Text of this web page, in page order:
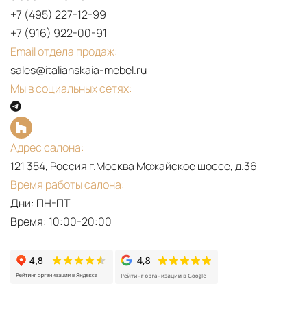
+7 (495) 227-12-99
+7 (916) 922-00-91
Email отдела продаж:
sales@italianskaia-mebel.ru
Мы в социальных сетях:
Адрес салона:
121 354, Россия г.Москва Можайское шоссе, д.36
Время работы салона:
Дни: ПН-ПТ
Время: 10:00-20:00